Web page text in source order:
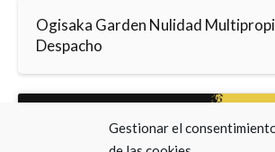
Gestionar el
Ogisaka Garden Nulidad
Despacho